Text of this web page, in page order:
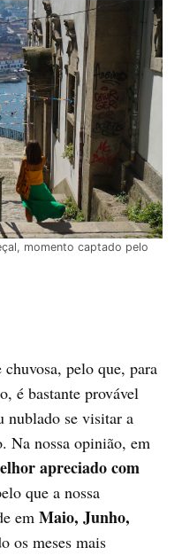
momento captado pelo
pelo que, para
é bastante provável
nublado se visitar a
Na nossa opinião, em
apreciado com
que a nossa
emMaio, Junho,
os meses mais